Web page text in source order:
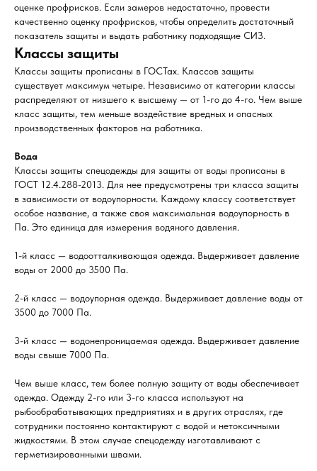
оценке профрисков. Если замеров недостаточно, провести
качественно оценку профрисков, чтобы определить достаточный
показатель защиты и выдать работнику подходящие СИЗ.
Классы защиты
Классы защиты прописаны в ГОСТах. Классов защиты
существует максимум четыре. Независимо от категории классы
распределяют от низшего к высшему — от 1-го до 4-го. Чем выше
класс защиты, тем меньше воздействие вредных и опасных
производственных факторов на работника.
Вода
Классы защиты спецодежды для защиты от воды прописаны в
ГОСТ 12.4.288-2013. Для нее предусмотрены три класса защиты
в зависимости от водоупорности. Каждому классу соответствует
особое название, а также своя максимальная водоупорность в
Па. Это единица для измерения водяного давления.
1-й класс — водоотталкивающая одежда. Выдерживает давление
воды от 2000 до 3500 Па.
2-й класс — водоупорная одежда. Выдерживает давление воды от
3500 до 7000 Па.
3-й класс — водонепроницаемая одежда. Выдерживает давление
воды свыше 7000 Па.
Чем выше класс, тем более полную защиту от воды обеспечивает
одежда. Одежду 2-го или 3-го класса используют на
рыбообрабатывающих предприятиях и в других отраслях, где
сотрудники постоянно контактируют с водой и нетоксичными
жидкостями. В этом случае спецодежду изготавливают с
герметизированными швами.